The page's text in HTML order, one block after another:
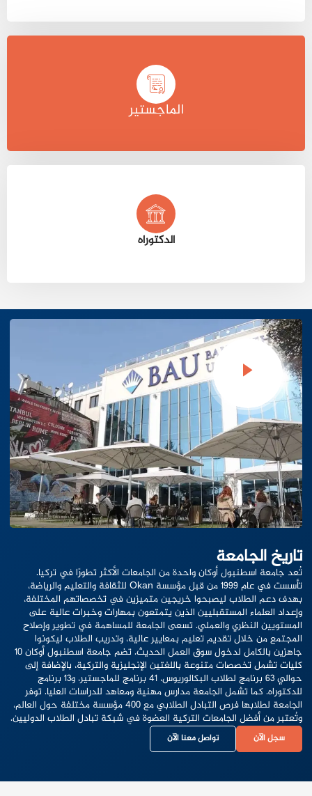
الماجستير
الدكتوراه
تاريخ الجامعة
تُعد جامعة اسطنبول أوكان واحدة من الجامعات الأكثر تطورًا في تركيا.
تأسست في عام 1999 من قبل مؤسسة Okan للثقافة والتعليم والرياضة،
بهدف دعم الطلاب ليصبحوا خريجين متميزين في تخصصاتهم المختلفة،
وإعداد العلماء المستقبليين الذين يتمتعون بمهارات وخبرات عالية على
المستويين النظري والعملي. تسعى الجامعة للمساهمة في تطوير وإصلاح
المجتمع من خلال تقديم تعليم بمعايير عالية، وتدريب الطلاب ليكونوا
جاهزين بالكامل لدخول سوق العمل الحديث. تضم جامعة اسطنبول أوكان 10
كليات تشمل تخصصات متنوعة باللغتين الإنجليزية والتركية، بالإضافة إلى
حوالي 63 برنامج لطلاب البكالوريوس، 41 برنامج للماجستير، و13 برنامج
للدكتوراه. كما تشمل الجامعة مدارس مهنية ومعاهد للدراسات العليا. توفر
الجامعة لطلابها فرص التبادل الطلابي مع 400 مؤسسة مختلفة حول العالم،
وتُعتبر من أفضل الجامعات التركية العضوة في شبكة تبادل الطلاب الدوليين.
سجل الآن تواصل معنا الآن